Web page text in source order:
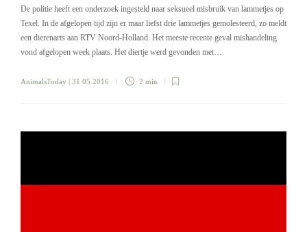
De politie heeft een onderzoek ingesteld naar seksueel misbruik van lammetjes op
Texel. In de afgelopen tijd zijn er maar liefst drie lammetjes gemolesteerd, zo meldt
een dierenarts aan RTV Noord-Holland. Het meeste recente geval mishandeling
vond afgelopen week plaats. Het diertje werd gevonden met…
AnimalsToday | 31 05 2016 2 min